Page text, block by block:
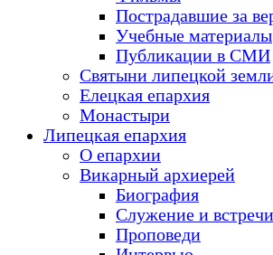
Пострадавшие за
Учебные материалы
Публикации в СМИ
Святыни липецкой
Елецкая епархия
Монастыри
Липецкая епархия
О епархии
Викарный архиерей
Биография
Служение и встречи
Проповеди